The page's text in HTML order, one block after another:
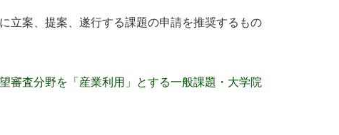
立案、提案、遂行する課題の申請を推奨するもの
審査分野を「産業利用」とする一般課題・大学院